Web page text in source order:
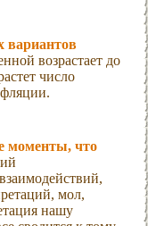
вариантов
возрастает до
число
моменты, что
мол,
нашу